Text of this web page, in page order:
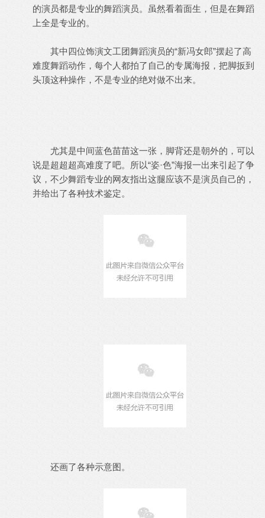
的演员都是专业的舞蹈演员。虽然看着面生，但是在舞蹈
上全是专业的。
其中四位饰演文工团舞蹈演员的“新冯女郎”摆起了高
难度舞蹈动作，每个人都拍了自己的专属海报，把脚扳到
头顶这种操作，不是专业的绝对做不出来。
尤其是中间蓝色苗苗这一张，脚背还是朝外的，可以
说是超超超高难度了吧。所以“姿·色”海报一出来引起了争
议，不少舞蹈专业的网友指出这腿应该不是演员自己的，
并给出了各种技术鉴定。
还画了各种示意图。